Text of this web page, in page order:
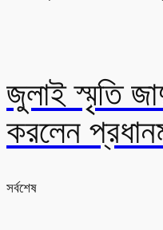
জুলাই স্মৃতি
করলেন
সর্বশেষ